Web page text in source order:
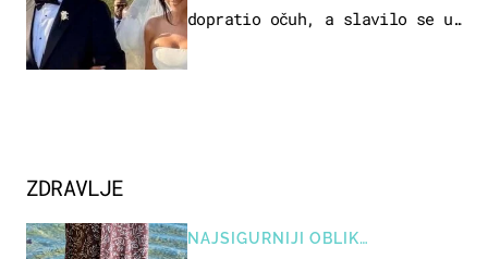
dopratio očuh, a slavilo se uz
ZDRAVLJE
NAJSIGURNIJI OBLIK